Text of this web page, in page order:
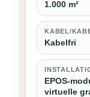
1.000 m²
KABEL/
Kabelfri
EPOS-
virtuelle